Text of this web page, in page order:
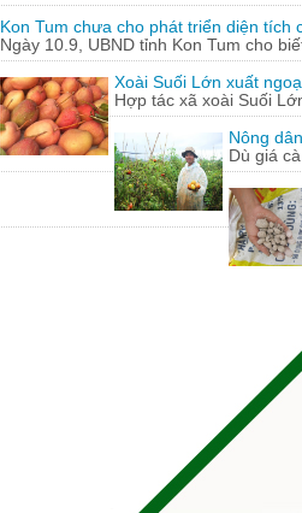
Kon Tum chưa cho phát triển diện tích
Ngày 10.9, UBND tỉnh Kon Tum cho
Xoài Suối Lớn xuất
Hợp tác xã xoài Suối
Nông
Dù giá